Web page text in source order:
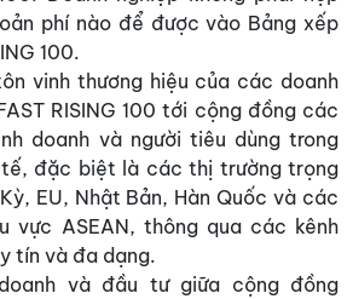
phí nào để được vào Bảng xếp
100.
vinh thương hiệu của các doanh
RISING 100 tới cộng đồng các
doanh và người tiêu dùng trong
đặc biệt là các thị trường trọng
EU, Nhật Bản, Hàn Quốc và các
vực ASEAN, thông qua các kênh
tín và đa dạng.
và đầu tư giữa cộng đồng